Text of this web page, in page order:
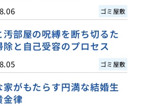
ゴミ屋敷
汚部屋の呪縛を断ち切るた
除と自己受容のプロセス
ゴミ屋敷
家がもたらす円満な結婚生
金律